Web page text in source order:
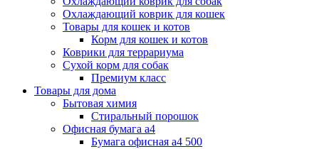
Охлаждающий коврик для кошек
Товары для кошек и котов
Корм для кошек и котов
Коврики для террариума
Сухой корм для собак
Премиум класс
Товары для дома
Бытовая химия
Стиральный порошок
Офисная бумага а4
Бумага офисная а4 500